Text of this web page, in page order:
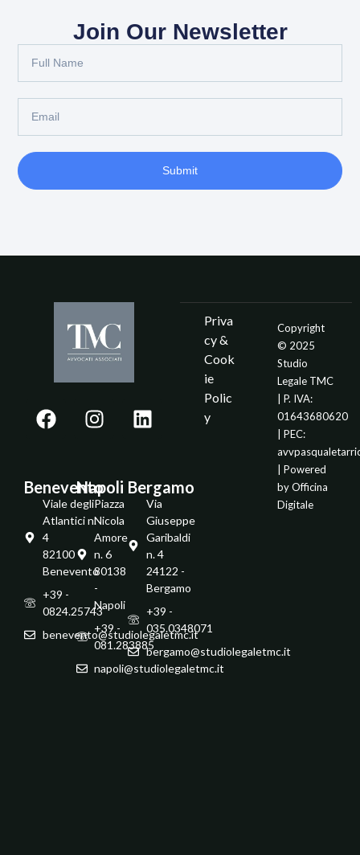
Join Our Newsletter
Submit
Benevento
Viale degli
Atlantici n.
4
82100 -
Benevento
+39 -
0824.25743
benevento@studiolegaletmc.it
Napoli
Piazza
Nicola
Amore
n. 6
80138
-
Napoli
+39 -
081.283885
napoli@studiolegaletmc.it
Bergamo
Via
Giuseppe
Garibaldi
n. 4
24122 -
Bergamo
+39 -
035.0348071
bergamo@studiolegaletmc.it
Priva
cy &
Cook
ie
Polic
y
Copyright
© 2025
Studio
Legale TMC
| P. IVA:
01643680620
| PEC:
| Powered
byOfficina
Digitale